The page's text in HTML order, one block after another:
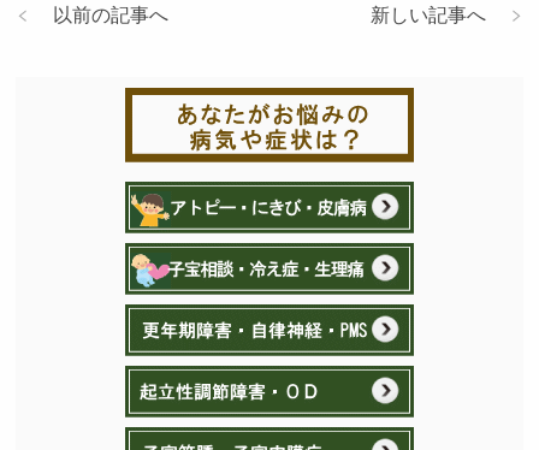
新しい記事へ
以前の記事へ